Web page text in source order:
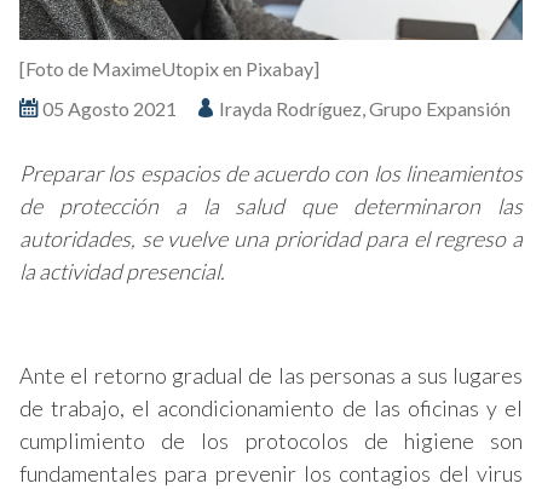
05 Agosto 2021 Irayda Rodríguez, Grupo Expansión
[Foto de MaximeUtopix en Pixabay]
Preparar los espacios de acuerdo con los lineamientos
de protección a la salud que determinaron las
autoridades, se vuelve una prioridad para el regreso a
la actividad presencial.
Ante el retorno gradual de las personas a sus lugares
de trabajo, el acondicionamiento de las oficinas y el
cumplimiento de los protocolos de higiene son
fundamentales para prevenir los contagios del virus